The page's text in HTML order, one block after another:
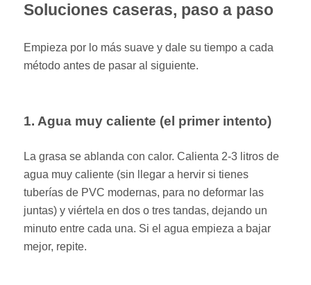
Soluciones caseras, paso a paso
Empieza por lo más suave y dale su tiempo a cada
método antes de pasar al siguiente.
1. Agua muy caliente (el primer intento)
La grasa se ablanda con calor. Calienta 2-3 litros de
agua muy caliente (sin llegar a hervir si tienes
tuberías de PVC modernas, para no deformar las
juntas) y viértela en dos o tres tandas, dejando un
minuto entre cada una. Si el agua empieza a bajar
mejor, repite.